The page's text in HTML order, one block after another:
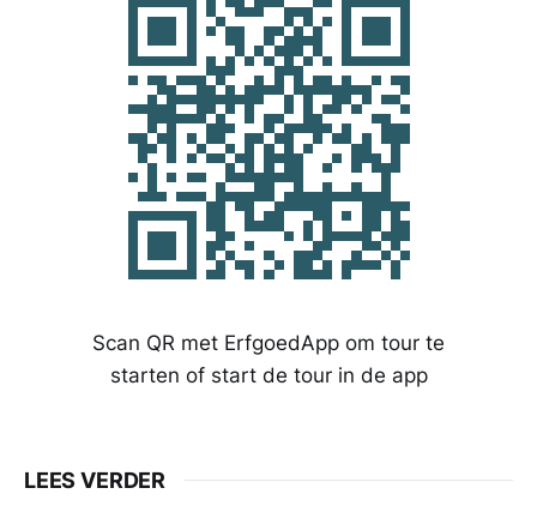
Scan QR met ErfgoedApp om tour te
starten of start de tour in de app
LEES VERDER